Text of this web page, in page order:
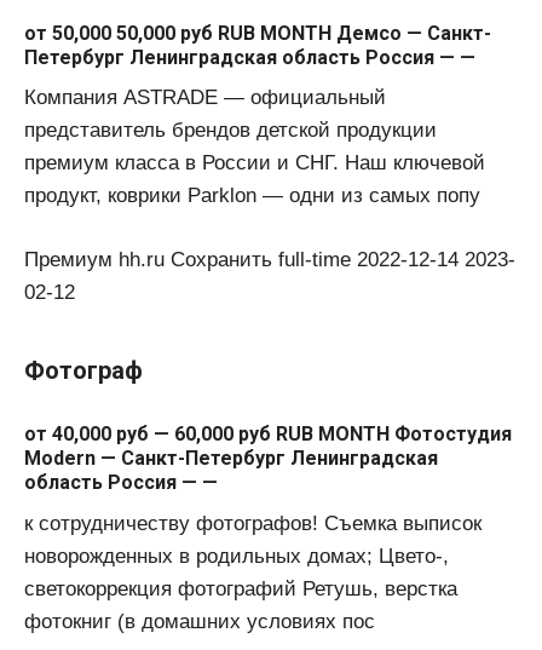
от 50,000 50,000 руб RUB MONTH Демсо — Санкт-
Петербург Ленинградская область Россия — —
Компания ASTRADE — официальный
представитель брендов детской продукции
премиум класса в России и СНГ. Наш ключевой
продукт, коврики Parklon — одни из самых попу
Премиум hh.ru Сохранить full-time 2022-12-14 2023-
02-12
Фотограф
от 40,000 руб — 60,000 руб RUB MONTH Фотостудия
Modern — Санкт-Петербург Ленинградская
область Россия — —
к сотрудничеству фотографов! Съемка выписок
новорожденных в родильных домах; Цвето-,
светокоррекция фотографий Ретушь, верстка
фотокниг (в домашних условиях пос